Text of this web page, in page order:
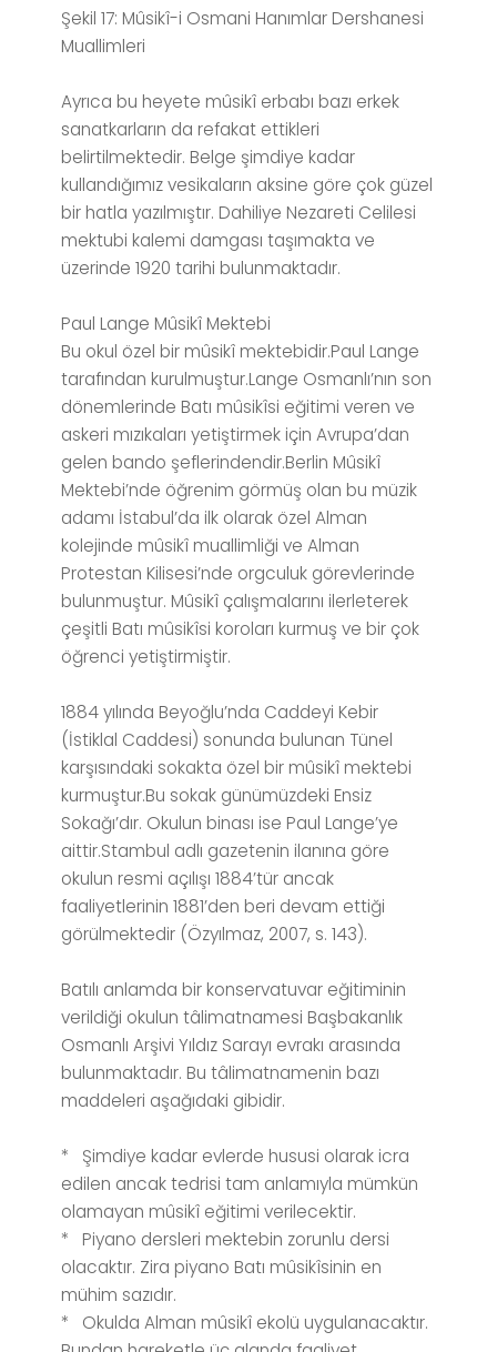
Şekil 17: Mûsikî-i Osmani Hanımlar Dershanesi
Muallimleri
Ayrıca bu heyete mûsikî erbabı bazı erkek
sanatkarların da refakat ettikleri
belirtilmektedir. Belge şimdiye kadar
kullandığımız vesikaların aksine göre çok güzel
bir hatla yazılmıştır. Dahiliye Nezareti Celilesi
mektubi kalemi damgası taşımakta ve
üzerinde 1920 tarihi bulunmaktadır.
Paul Lange Mûsikî Mektebi
Bu okul özel bir mûsikî mektebidir.Paul Lange
tarafından kurulmuştur.Lange Osmanlı’nın son
dönemlerinde Batı mûsikîsi eğitimi veren ve
askeri mızıkaları yetiştirmek için Avrupa’dan
gelen bando şeflerindendir.Berlin Mûsikî
Mektebi’nde öğrenim görmüş olan bu müzik
adamı İstabul’da ilk olarak özel Alman
kolejinde mûsikî muallimliği ve Alman
Protestan Kilisesi’nde orgculuk görevlerinde
bulunmuştur. Mûsikî çalışmalarını ilerleterek
çeşitli Batı mûsikîsi koroları kurmuş ve bir çok
öğrenci yetiştirmiştir.
1884 yılında Beyoğlu’nda Caddeyi Kebir
(İstiklal Caddesi) sonunda bulunan Tünel
karşısındaki sokakta özel bir mûsikî mektebi
kurmuştur.Bu sokak günümüzdeki Ensiz
Sokağı’dır. Okulun binası ise Paul Lange’ye
aittir.Stambul adlı gazetenin ilanına göre
okulun resmi açılışı 1884’tür ancak
faaliyetlerinin 1881’den beri devam ettiği
görülmektedir (Özyılmaz, 2007, s. 143).
Batılı anlamda bir konservatuvar eğitiminin
verildiği okulun tâlimatnamesi Başbakanlık
Osmanlı Arşivi Yıldız Sarayı evrakı arasında
bulunmaktadır. Bu tâlimatnamenin bazı
maddeleri aşağıdaki gibidir.
* Şimdiye kadar evlerde hususi olarak icra
edilen ancak tedrisi tam anlamıyla mümkün
olamayan mûsikî eğitimi verilecektir.
* Piyano dersleri mektebin zorunlu dersi
olacaktır. Zira piyano Batı mûsikîsinin en
mühim sazıdır.
* Okulda Alman mûsikî ekolü uygulanacaktır.